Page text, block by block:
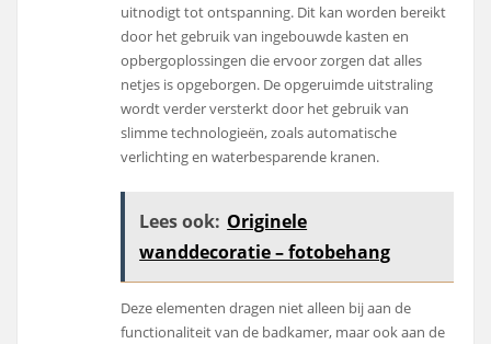
uitnodigt tot ontspanning. Dit kan worden bereikt
door het gebruik van ingebouwde kasten en
opbergoplossingen die ervoor zorgen dat alles
netjes is opgeborgen. De opgeruimde uitstraling
wordt verder versterkt door het gebruik van
slimme technologieën, zoals automatische
verlichting en waterbesparende kranen.
Lees ook: Originele
wanddecoratie – fotobehang
Deze elementen dragen niet alleen bij aan de
functionaliteit van de badkamer, maar ook aan de